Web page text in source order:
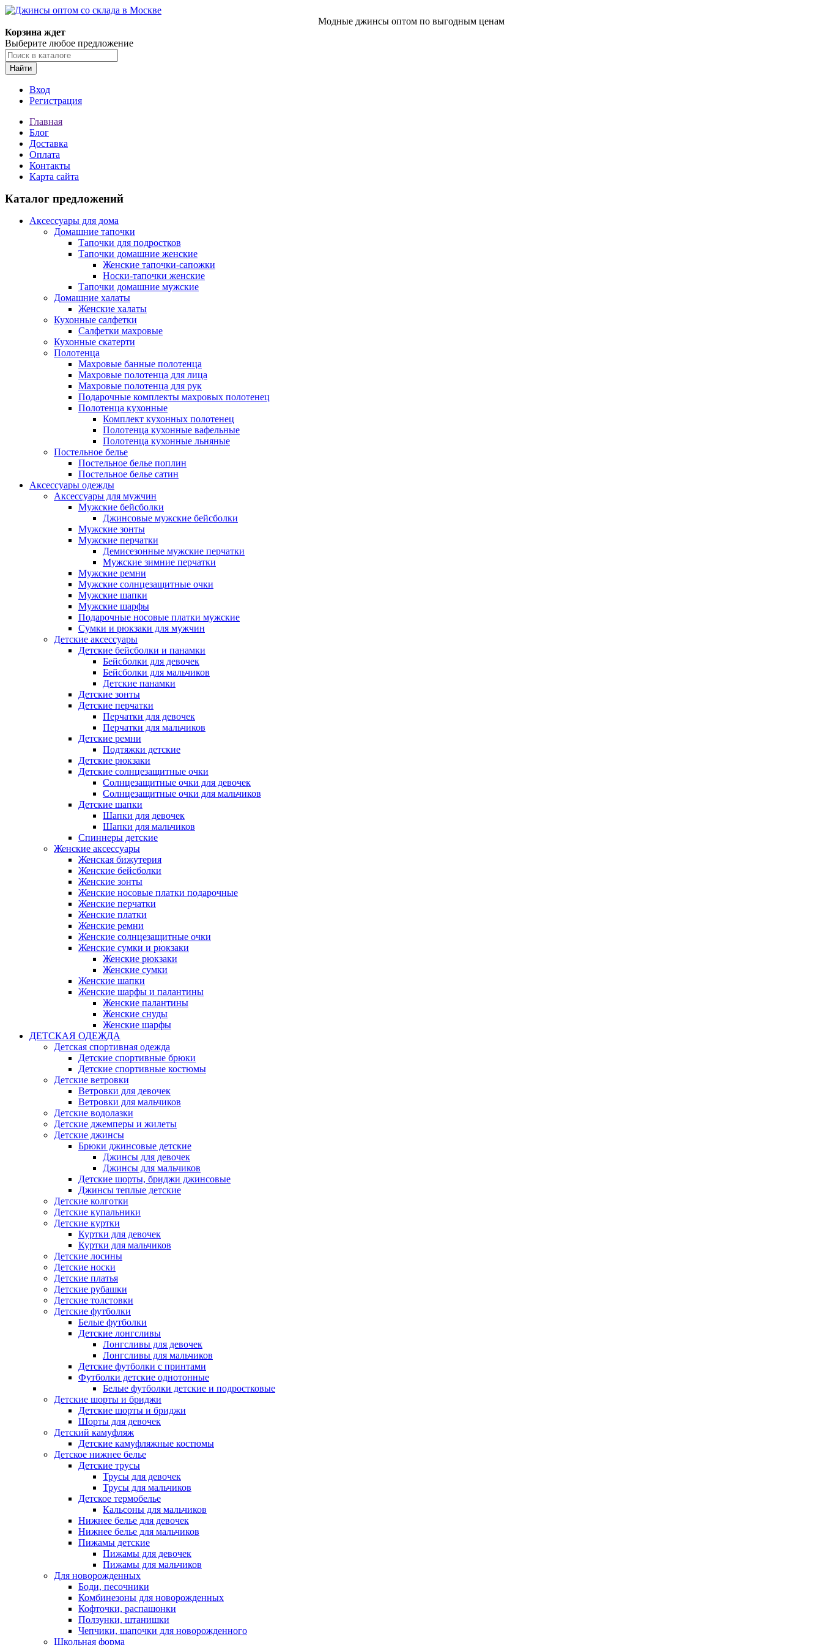
Модные джинсы оптом по выгодным ценам
Корзина ждет
Выберите любое предложение
Найти
Вход
Регистрация
Главная
Блог
Доставка
Оплата
Контакты
Карта сайта
Каталог предложений
Аксессуары для дома
Домашние тапочки
Тапочки для подростков
Тапочки домашние женские
Женские тапочки-сапожки
Носки-тапочки женские
Тапочки домашние мужские
Домашние халаты
Женские халаты
Кухонные салфетки
Салфетки махровые
Кухонные скатерти
Полотенца
Махровые банные полотенца
Махровые полотенца для лица
Махровые полотенца для рук
Подарочные комплекты махровых полотенец
Полотенца кухонные
Комплект кухонных полотенец
Полотенца кухонные вафельные
Полотенца кухонные льняные
Постельное белье
Постельное белье поплин
Постельное белье сатин
Аксессуары одежды
Аксессуары для мужчин
Мужские бейсболки
Джинсовые мужские бейсболки
Мужские зонты
Мужские перчатки
Демисезонные мужские перчатки
Мужские зимние перчатки
Мужские ремни
Мужские солнцезащитные очки
Мужские шапки
Мужские шарфы
Подарочные носовые платки мужские
Сумки и рюкзаки для мужчин
Детские аксессуары
Детские бейсболки и панамки
Бейсболки для девочек
Бейсболки для мальчиков
Детские панамки
Детские зонты
Детские перчатки
Перчатки для девочек
Перчатки для мальчиков
Детские ремни
Подтяжки детские
Детские рюкзаки
Детские солнцезащитные очки
Солнцезащитные очки для девочек
Солнцезащитные очки для мальчиков
Детские шапки
Шапки для девочек
Шапки для мальчиков
Спиннеры детские
Женские аксессуары
Женская бижутерия
Женские бейсболки
Женские зонты
Женские носовые платки подарочные
Женские перчатки
Женские платки
Женские ремни
Женские солнцезащитные очки
Женские сумки и рюкзаки
Женские рюкзаки
Женские сумки
Женские шапки
Женские шарфы и палантины
Женские палантины
Женские снуды
Женские шарфы
ДЕТСКАЯ ОДЕЖДА
Детская спортивная одежда
Детские спортивные брюки
Детские спортивные костюмы
Детские ветровки
Ветровки для девочек
Ветровки для мальчиков
Детские водолазки
Детские джемперы и жилеты
Детские джинсы
Брюки джинсовые детские
Джинсы для девочек
Джинсы для мальчиков
Детские шорты, бриджи джинсовые
Джинсы теплые детские
Детские колготки
Детские купальники
Детские куртки
Куртки для девочек
Куртки для мальчиков
Детские лосины
Детские носки
Детские платья
Детские рубашки
Детские толстовки
Детские футболки
Белые футболки
Детские лонгсливы
Лонгсливы для девочек
Лонгсливы для мальчиков
Детские футболки с принтами
Футболки детские однотонные
Белые футболки детские и подростковые
Детские шорты и бриджи
Детские шорты и бриджи
Шорты для девочек
Детский камуфляж
Детские камуфляжные костюмы
Детское нижнее белье
Детские трусы
Трусы для девочек
Трусы для мальчиков
Детское термобелье
Кальсоны для мальчиков
Нижнее белье для девочек
Нижнее белье для мальчиков
Пижамы детские
Пижамы для девочек
Пижамы для мальчиков
Для новорожденных
Боди, песочники
Комбинезоны для новорожденных
Кофточки, распашонки
Ползунки, штанишки
Чепчики, шапочки для новорожденного
Школьная форма